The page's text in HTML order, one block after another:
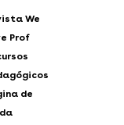
We
Prof
de